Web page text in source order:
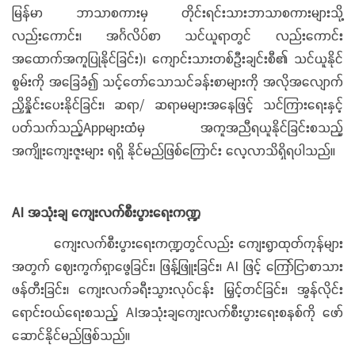
မြန်မာ ဘာသာစကားမှ တိုင်းရင်းသားဘာသာစကားများသို့
လည်းကောင်း၊ အင်္ဂလိပ်စာ သင်ယူရာတွင် လည်းကောင်း
အထောက်အကူပြုနိုင်ခြင်း)၊ ကျောင်းသားတစ်ဦးချင်းစီ၏ သင်ယူနိုင်
စွမ်းကို အခြေခံ၍ သင့်တော်သောသင်ခန်းစာများကို အလိုအလျောက်
ညှိနှိုင်းပေးနိုင်ခြင်း၊ ဆရာ/ ဆရာမများအနေဖြင့် သင်ကြားရေးနှင့်
ပတ်သက်သည့်Appများထံမှ အကူအညီရယူနိုင်ခြင်းစသည့်
အကျိုးကျေးဇူးများ ရရှိ နိုင်မည်ဖြစ်ကြောင်း လေ့လာသိရှိရပါသည်။
AI အသုံးချ ကျေးလက်စီးပွားရေးကဏ္ဍ
ကျေးလက်စီးပွားရေးကဏ္ဍတွင်လည်း ကျေးရွာထုတ်ကုန်များ
အတွက် ဈေးကွက်ရှာဖွေခြင်း၊ ဖြန့်ဖြူးခြင်း၊ AI ဖြင့် ကြော်ငြာစာသား
ဖန်တီးခြင်း၊ ကျေးလက်ခရီးသွားလုပ်ငန်း မြှင့်တင်ခြင်း၊ အွန်လိုင်း
ရောင်းဝယ်ရေးစသည့် AIအသုံးချကျေးလက်စီးပွားရေးစနစ်ကို ဖော်
ဆောင်နိုင်မည်ဖြစ်သည်။